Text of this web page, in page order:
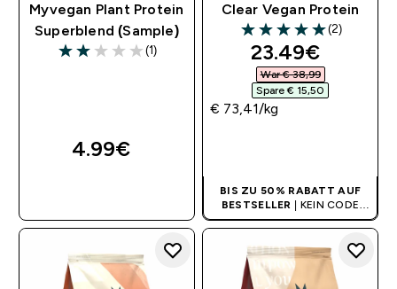
Myvegan Plant Protein
Superblend (Sample)
2 out of 5 stars
(1)
4.99€‎
Clear Vegan Protein
5 out of 5 stars
(2)
discounted
23.49€‎
War € 38,99‎
Spare € 15,50‎
€ 73,41‎/kg
BIS ZU 50% RABATT AUF
BESTSELLER | KEIN CODE
BENÖTIGT